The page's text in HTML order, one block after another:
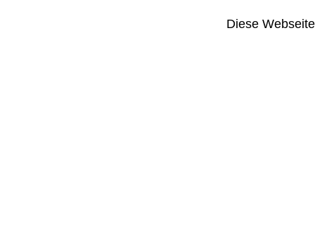
Diese